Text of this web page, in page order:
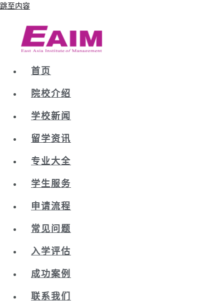
跳至内容
首页
院校介绍
学校新闻
留学资讯
专业大全
学生服务
申请流程
常见问题
入学评估
成功案例
联系我们